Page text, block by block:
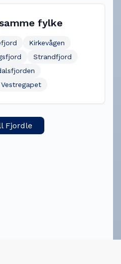
fylke
Kirkevågen
Strandfjord
Vestregapet
Fjordle